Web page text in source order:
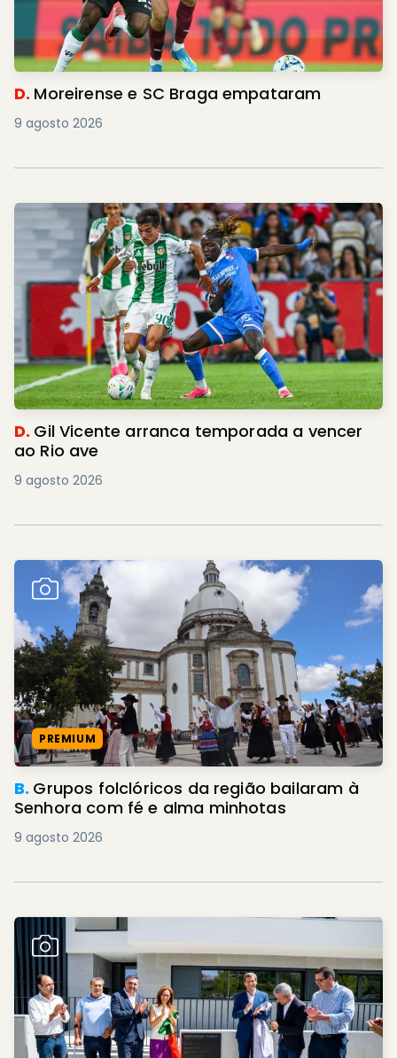
D. Moreirense e SC Braga empataram
9 agosto 2026
D. Gil Vicente arranca temporada a vencer
ao Rio ave
9 agosto 2026
PREMIUM
B. Grupos folclóricos da região bailaram à
Senhora com fé e alma minhotas
9 agosto 2026